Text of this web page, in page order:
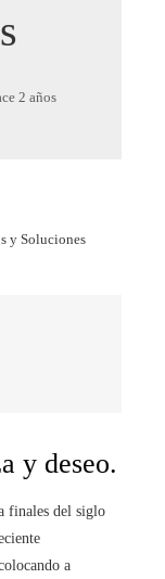
2 años
y Soluciones
y deseo.
finales del siglo
a